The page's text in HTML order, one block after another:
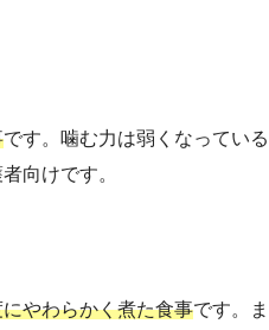
です。噛む力は弱くなっている
向けです。
やわらかく煮た食事です。ま